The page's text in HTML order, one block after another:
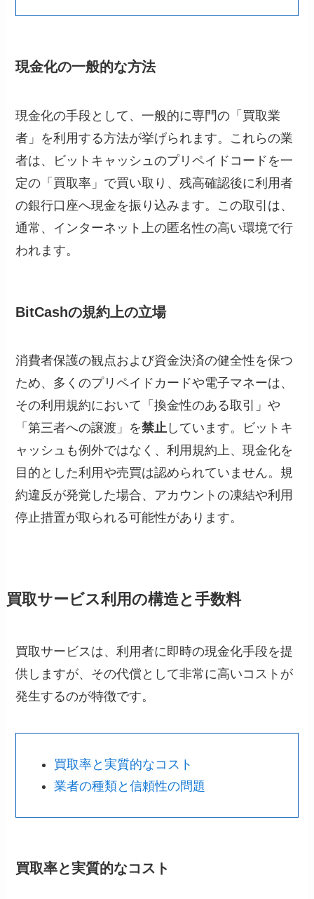
現金化の一般的な方法
現金化の手段として、一般的に専門の「買取業
者」を利用する方法が挙げられます。これらの業
者は、ビットキャッシュのプリペイドコードを一
定の「買取率」で買い取り、残高確認後に利用者
の銀行口座へ現金を振り込みます。この取引は、
通常、インターネット上の匿名性の高い環境で行
われます。
BitCashの規約上の立場
消費者保護の観点および資金決済の健全性を保つ
ため、多くのプリペイドカードや電子マネーは、
その利用規約において「換金性のある取引」や
「第三者への譲渡」を禁止 しています。ビットキ
ャッシュも例外ではなく、利用規約上、現金化を
目的とした利用や売買は認められていません。規
約違反が発覚した場合、アカウントの凍結や利用
停止措置が取られる可能性があります。
買取サービス利用の構造と手数料
買取サービスは、利用者に即時の現金化手段を提
供しますが、その代償として非常に高いコストが
発生するのが特徴です。
買取率と実質的なコスト
業者の種類と信頼性の問題
買取率と実質的なコスト